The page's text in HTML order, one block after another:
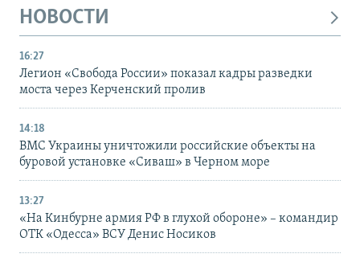
НОВОСТИ
16:27
Легион «Свобода России» показал кадры разведки
моста через Керченский пролив
14:18
ВМС Украины уничтожили российские объекты на
буровой установке «Сиваш» в Черном море
13:27
«На Кинбурне армия РФ в глухой обороне» – командир
ОТК «Одесса» ВСУ Денис Носиков